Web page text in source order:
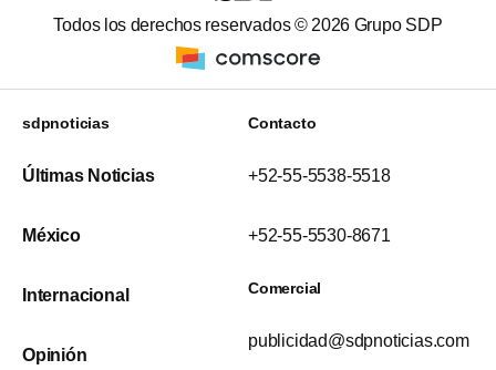
Todos los derechos reservados ©2026 Grupo SDP
sdpnoticias
Últimas Noticias
México
Internacional
Opinión
Contacto
+52-55-5538-5518
+52-55-5530-8671
Comercial
publicidad@sdpnoticias.com